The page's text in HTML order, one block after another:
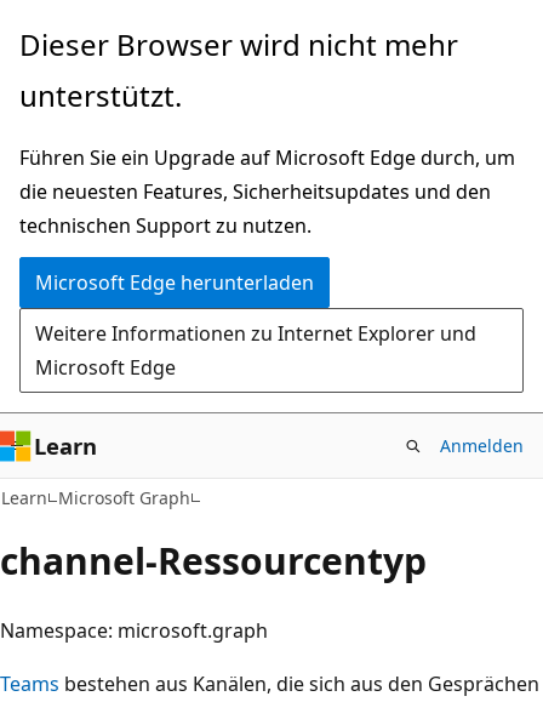
Zu
wechseln
Dieser Browser wird nicht mehr
unterstützt.
Führen Sie ein Upgrade auf Microsoft Edge durch, um
die neuesten Features, Sicherheitsupdates und den
technischen Support zu nutzen.
Microsoft Edge herunterladen
Weitere Informationen zu Internet Explorer und
Microsoft Edge
Learn Anmelden
Learn Microsoft Graph
channel-Ressourcentyp
Namespace: microsoft.graph
Teams bestehen aus Kanälen, die sich aus den Gesprächen